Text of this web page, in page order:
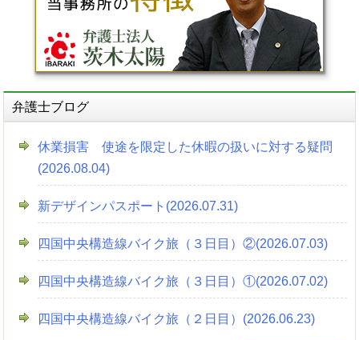
弁護士ブログ
休業損害 使途を限定した休暇の扱いに対する疑問
(2026.08.04)
新デザインパスポート(2026.07.31)
四国中央構造線バイク旅（３日目）②(2026.07.03)
四国中央構造線バイク旅（３日目）①(2026.07.02)
四国中央構造線バイク旅（２日目）(2026.06.23)